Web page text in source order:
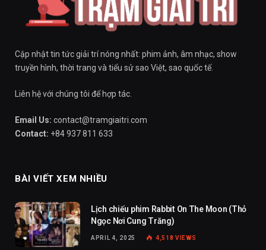
Cập nhật tin tức giải trí nóng nhất: phim ảnh, âm nhạc, show
truyền hình, thời trang và tiểu sử sao Việt, sao quốc tế.
Liên hệ với chúng tôi để hợp tác.
Email Us: contact@tramgiaitri.com
Contact: +84 937 811 633
BÀI VIẾT XEM NHIỀU
Lịch chiếu phim Rabbit On The Moon (Thỏ
Ngọc Nơi Cung Trăng)
APRIL 4, 2025 4,518VIEWS